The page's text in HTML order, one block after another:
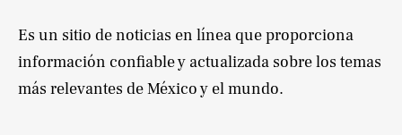
Es un sitio de noticias en línea que proporciona
información confiable y actualizada sobre los temas
más relevantes de México y el mundo.